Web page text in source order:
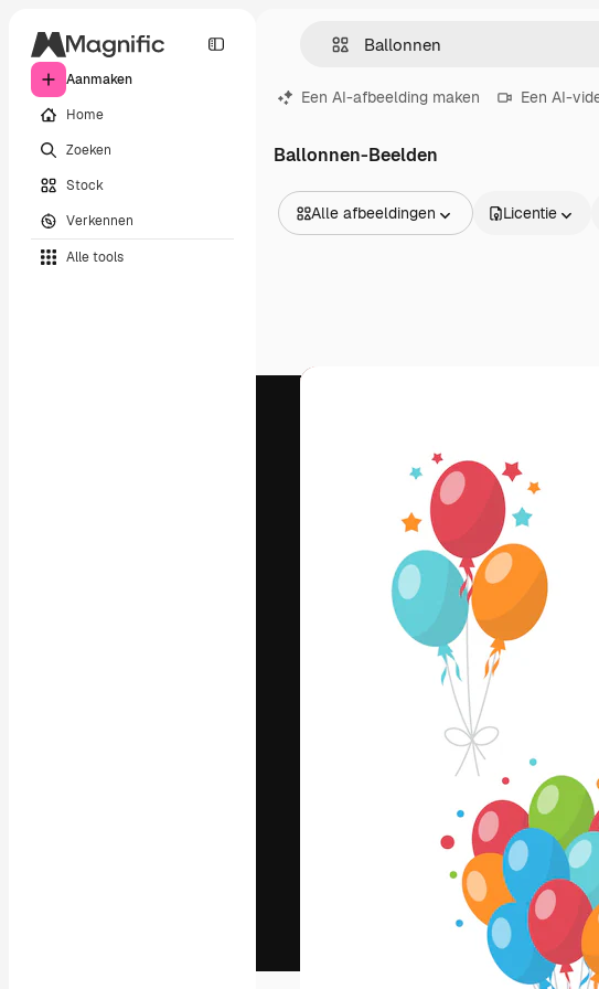
Aanmaken
Home
Zoeken
Stock
Verkennen
Alle tools
Een AI-afbeelding maken Een AI-
Ballonnen-Beelden
Alle afbeeldingen
Video's
Licentie
Het creatieve platform om je
creëren. Meer dan 1 miljoen
onder creatievelingen,
bureaus en studio's.
Nederlands
Copyright © 2010- 2026 Freepik